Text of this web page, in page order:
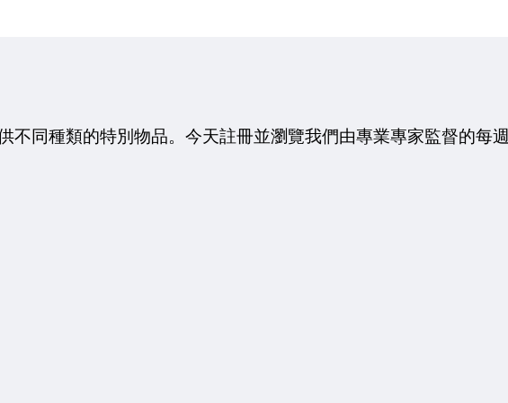
不同種類的特別物品。今天註冊並瀏覽我們由專業專家監督的每